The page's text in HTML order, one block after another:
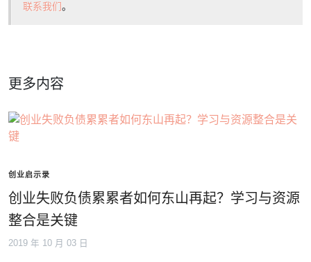
联系我们。
更多内容
创业启示录
创业失败负债累累者如何东山再起？学习与资源
整合是关键
2019 年 10 月 03 日